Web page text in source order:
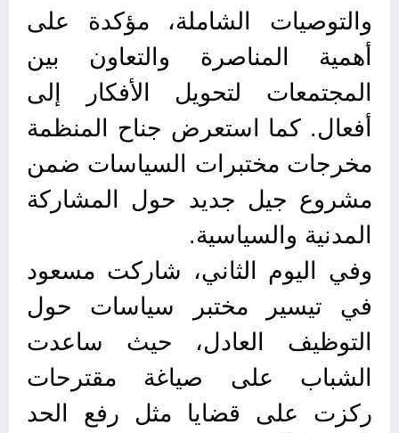
والتوصيات الشاملة، مؤكدة على
أهمية المناصرة والتعاون بين
المجتمعات لتحويل الأفكار إلى
أفعال. كما استعرض جناح المنظمة
مخرجات مختبرات السياسات ضمن
مشروع جيل جديد حول المشاركة
المدنية والسياسية.
وفي اليوم الثاني، شاركت مسعود
في تيسير مختبر سياسات حول
التوظيف العادل، حيث ساعدت
الشباب على صياغة مقترحات
ركزت على قضايا مثل رفع الحد